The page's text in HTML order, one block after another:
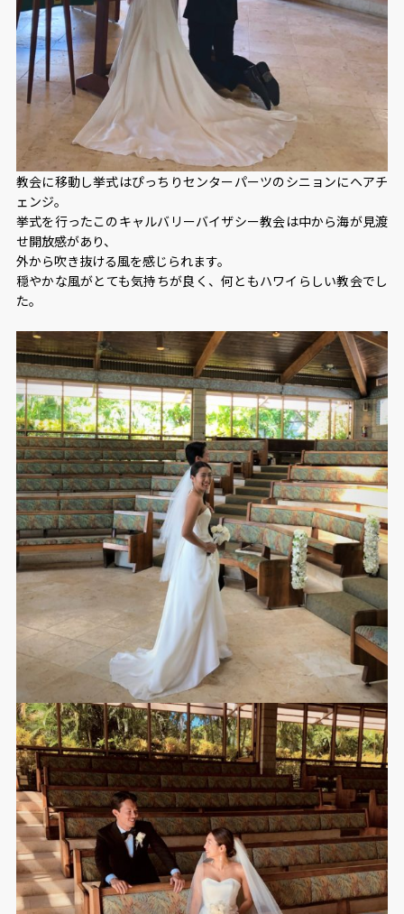
教会に移動し挙式はぴっちりセンターパーツのシニョンにヘアチ
ェンジ。
挙式を行ったこのキャルバリーバイザシー教会は中から海が見渡
せ開放感があり、
外から吹き抜ける風を感じられます。
穏やかな風がとても気持ちが良く、何ともハワイらしい教会でし
た。